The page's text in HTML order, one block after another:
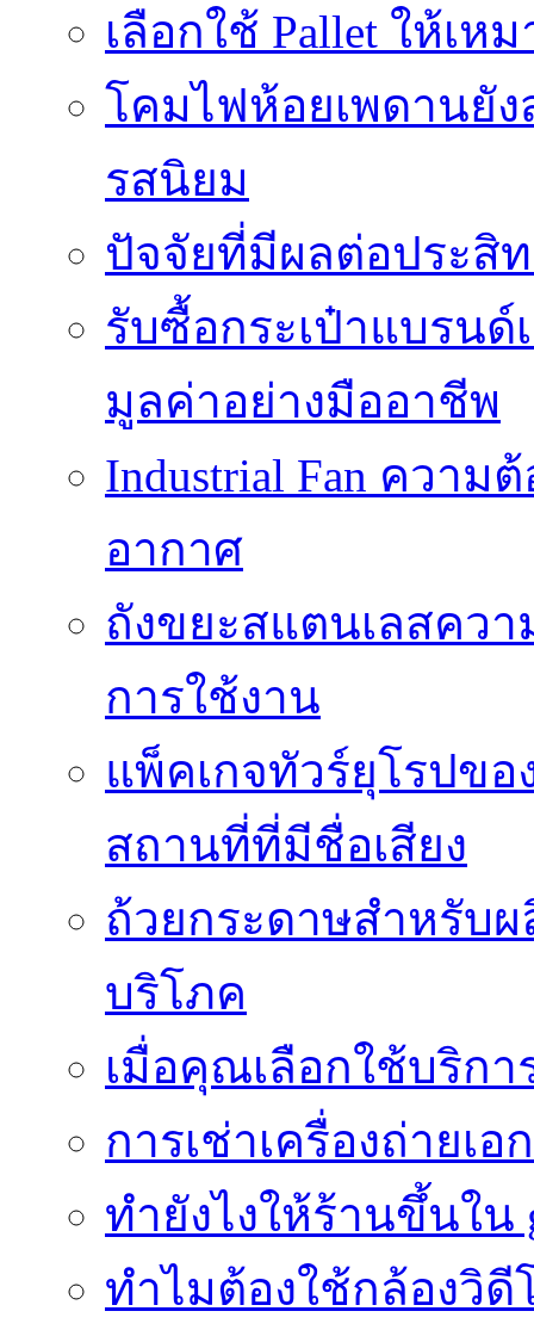
เลือกใช้ Pallet ให้เ
โคมไฟห้อยเพดานยั
รสนิยม
ปัจจัยที่มีผลต่อประสิ
รับซื้อกระเป๋าแบรนด์
มูลค่าอย่างมืออาชีพ
Industrial Fan ควา
อากาศ
ถังขยะสแตนเลสคว
การใช้งาน
แพ็คเกจทัวร์ยุโรปขอ
สถานที่ที่มีชื่อเสียง
ถ้วยกระดาษสำหรับ
บริโภค
เมื่อคุณเลือกใช้บริกา
การเช่าเครื่องถ่ายเ
ทํายังไงให้ร้านขึ้นใน
ทำไมต้องใช้กล้องวิดี